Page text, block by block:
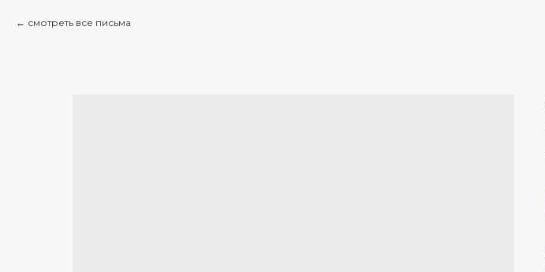
смотреть все письма